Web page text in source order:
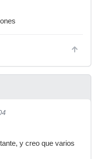
y creo que varios